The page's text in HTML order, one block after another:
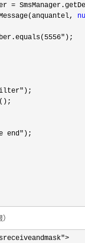
=
);
);
end" );